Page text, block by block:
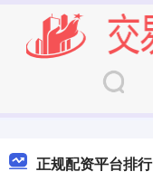
正规配资平台排行